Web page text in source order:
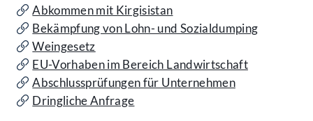
Abkommen mit Kirgisistan
Bekämpfung von Lohn- und Sozialdumping
Weingesetz
EU-Vorhaben im Bereich Landwirtschaft
Abschlussprüfungen für Unternehmen
Dringliche Anfrage